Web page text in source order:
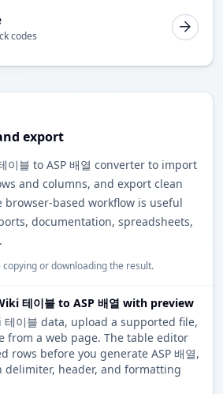
codes
export
이블 to ASP 배열 converter to import
and columns, and export clean
browser-based workflow is useful
documentation, spreadsheets,
or downloading the result.
테이블 to ASP 배열 with preview
테이블 data, upload a supported file,
from a web page. The table editor
rows before you generate ASP 배열,
delimiter, header, and formatting